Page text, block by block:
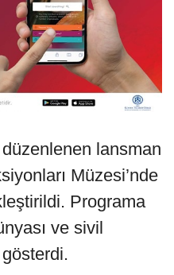
düzenlenen lansman
Müzesi’nde
Programa
ve sivil